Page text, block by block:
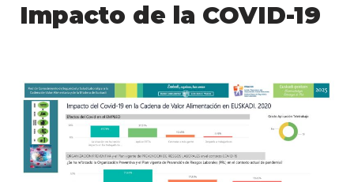
Impacto de la COVID-19